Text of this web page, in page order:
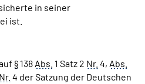
Kundenportal
in seiner
ist.
§ 138 Abs. 1 Satz 2 Nr. 4, Abs.
Nr. 4 der Satzung der Deutschen